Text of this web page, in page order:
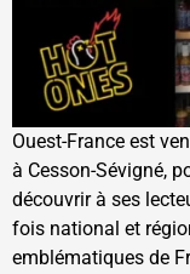
Ouest-France est
à Cesson-Sévigné,
découvrir à ses
fois national et
emblématiques de